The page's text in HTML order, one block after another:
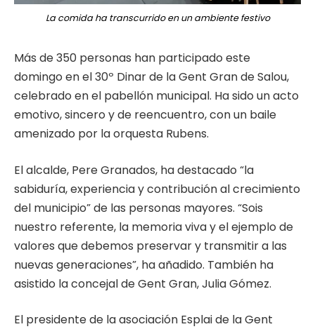
La comida ha transcurrido en un ambiente festivo
Más de 350 personas han participado este
domingo en el 30º Dinar de la Gent Gran de Salou,
celebrado en el pabellón municipal. Ha sido un acto
emotivo, sincero y de reencuentro, con un baile
amenizado por la orquesta Rubens.
El alcalde, Pere Granados, ha destacado “la
sabiduría, experiencia y contribución al crecimiento
del municipio” de las personas mayores. “Sois
nuestro referente, la memoria viva y el ejemplo de
valores que debemos preservar y transmitir a las
nuevas generaciones”, ha añadido. También ha
asistido la concejal de Gent Gran, Julia Gómez.
El presidente de la asociación Esplai de la Gent